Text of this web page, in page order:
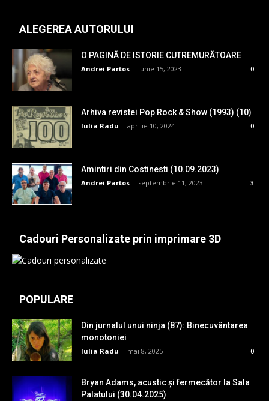
ALEGEREA AUTORULUI
O PAGINĂ DE ISTORIE CUTREMURĂTOARE
Andrei Partos - iunie 15, 2023 0
Arhiva revistei Pop Rock & Show (1993) (10)
Iulia Radu - aprilie 10, 2024 0
Amintiri din Costinesti (10.09.2023)
Andrei Partos - septembrie 11, 2023 3
Cadouri Personalizate prin imprimare 3D
POPULARE
Din jurnalul unui ninja (87): Binecuvântarea
monotoniei
Iulia Radu - mai 8, 2025 0
Bryan Adams, acustic și fermecător la Sala
Palatului (30.04.2025)